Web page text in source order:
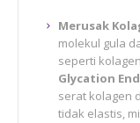
Merusak
molekul gula
seperti
Glycation
serat kolagen
tidak elastis,